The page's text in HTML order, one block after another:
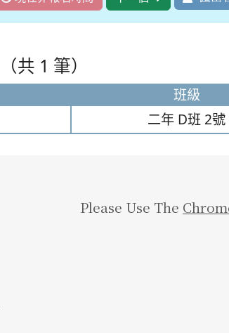
（共 1 筆）
班級
二年 D班 2號
Please Use The